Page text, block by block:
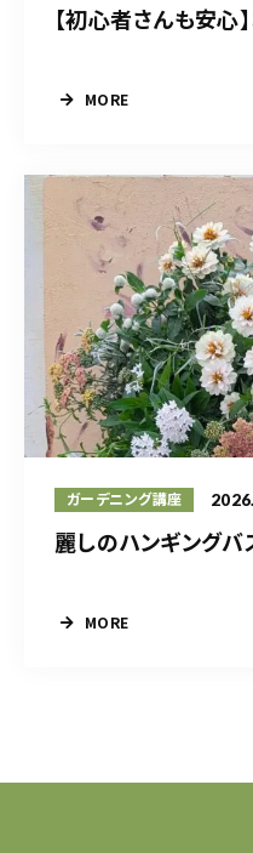
【初心者さんも安心
MORE
ガーデニング講座
麗しのハンギング
MORE